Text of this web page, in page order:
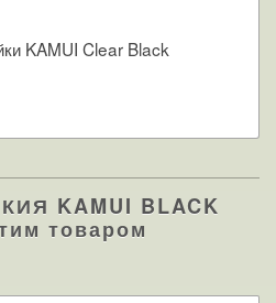
KAMUI BLACK
товаром